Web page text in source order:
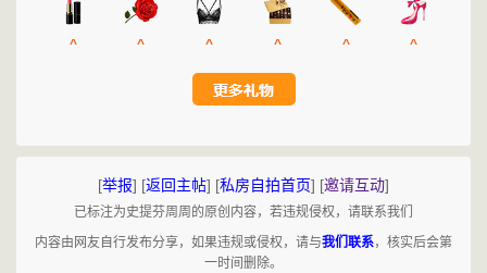
^ ^ ^ ^ ^ ^
[举报] [返回主帖] [私房自拍首页] [邀请互动]
已标注为史提芬周周的原创内容，若违规侵权，请联系我们
内容由网友自行发布分享，如果违规或侵权，请与我们联系，核实后会第
一时间删除。